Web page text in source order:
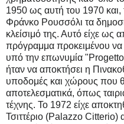
1950 ως αυτή του 1970 και,
Φράνκο Ρουσσόλι τα
κλείσιμό της. Αυτό είχε ως
πρόγραμμα προκειμένου
υπό την επωνυμία
ήταν να αποκτήσει η
υποδομές και χώρους που
αποτελεσματικά, όπως
τέχνης. Το 1972 είχε
Τσιττέριο (Palazzo Citterio)